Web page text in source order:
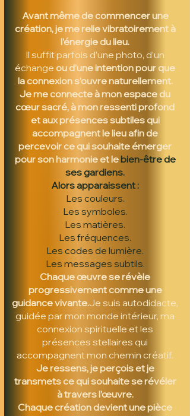
Avant même de commencer une
création, je me relie vibratoirement à
l’énergie du lieu.
Il suffit parfois d’une photo, d’un
échange ou d’une intention pour que
la connexion s’ouvre naturellement.
Je me connecte à mon espace du
cœur sacré, à mon ressenti profond
et aux présences subtiles qui
accompagnent le lieu afin de
percevoir ce qui souhaite émerger
pour son harmonie et lebien-être de
ses gardiens.
Alors apparaissent :
Les couleurs.
Les symboles.
Les matières.
Les fréquences.
Les codes de lumière.
Les messages subtils.
Chaque œuvre se révèle
progressivement comme une
guidance vivante.Je suis autodidacte,
guidée par mon monde intérieur, ma
connexion spirituelle et les
présences stellaires qui
accompagnent mon chemin créatif.
Je ressens, je perçois et je
transmets ce qui souhaite se révéler
à travers l’œuvre.
Chaque création devient une pièce